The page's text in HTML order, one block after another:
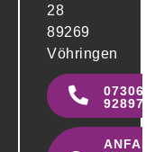
28
89269
Vöhringen
07306
9289700
ANFAHRT